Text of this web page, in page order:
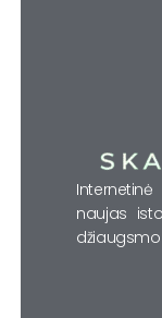
naujas
džiaugsmo